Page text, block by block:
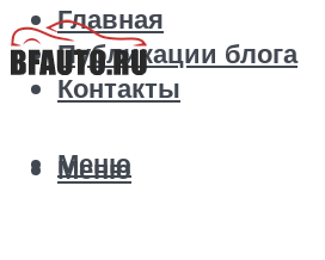
Главная
Публикации блога
Контакты
Меню
Меню